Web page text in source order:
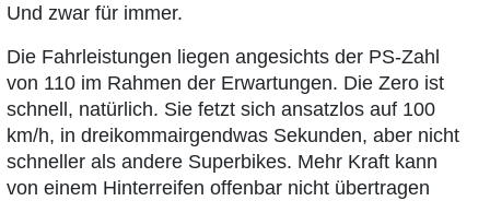
Und zwar für immer.
Die Fahrleistungen liegen angesichts der PS-Zahl
von 110 im Rahmen der Erwartungen. Die Zero ist
schnell, natürlich. Sie fetzt sich ansatzlos auf 100
km/h, in dreikommairgendwas Sekunden, aber nicht
schneller als andere Superbikes. Mehr Kraft kann
von einem Hinterreifen offenbar nicht übertragen